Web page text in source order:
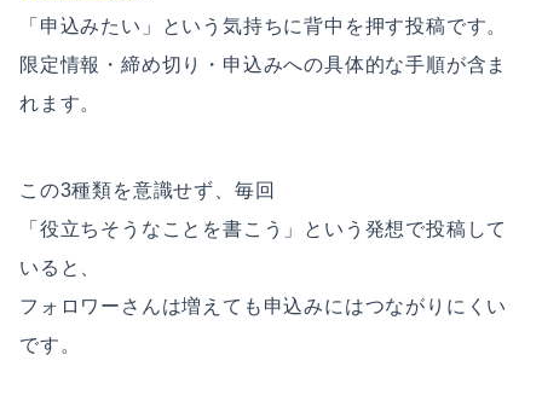
「申込みたい」という気持ちに背中を押す投稿です。
限定情報・締め切り・申込みへの具体的な手順が含ま
れます。
この3種類を意識せず、毎回
「役立ちそうなことを書こう」という発想で投稿して
いると、
フォロワーさんは増えても申込みにはつながりにくい
です。